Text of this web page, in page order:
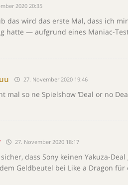
2020 20:35
das wird das erste Mal, dass ich
hatte — aufgrund eines Maniac-
27. November 2020 19:46
mal so ne Spielshow ‘Deal or no
27. November 2020 18:17
dass Sony keinen Yakuza-
Geldbeutel bei Like a Dragon für